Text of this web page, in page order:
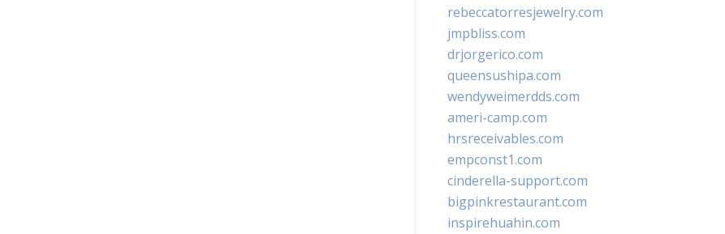
rebeccatorresjewelry.com
jmpbliss.com
drjorgerico.com
queensushipa.com
wendyweimerdds.com
ameri-camp.com
hrsreceivables.com
empconst1.com
cinderella-support.com
bigpinkrestaurant.com
inspirehuahin.com